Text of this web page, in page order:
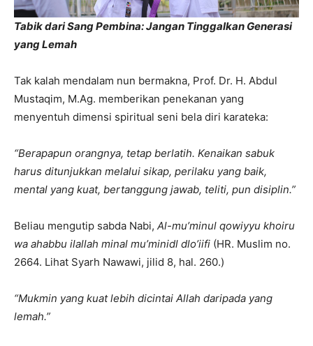
Tabik dari Sang Pembina: Jangan Tinggalkan Generasi
yang Lemah
Tak kalah mendalam nun bermakna, Prof. Dr. H. Abdul
Mustaqim, M.Ag. memberikan penekanan yang
menyentuh dimensi spiritual seni bela diri karateka:
“Berapapun orangnya, tetap berlatih. Kenaikan sabuk
harus ditunjukkan melalui sikap, perilaku yang baik,
mental yang kuat, bertanggung jawab, teliti, pun disiplin.”
Beliau mengutip sabda Nabi, Al-mu’minul qowiyyu khoiru
wa ahabbu ilallah minal mu’minidl dlo’iifi (HR. Muslim no.
2664. Lihat Syarh Nawawi, jilid 8, hal. 260.)
“Mukmin yang kuat lebih dicintai Allah daripada yang
lemah.”